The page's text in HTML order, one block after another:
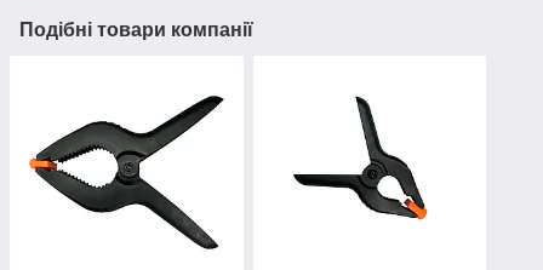
Подібні товари компанії